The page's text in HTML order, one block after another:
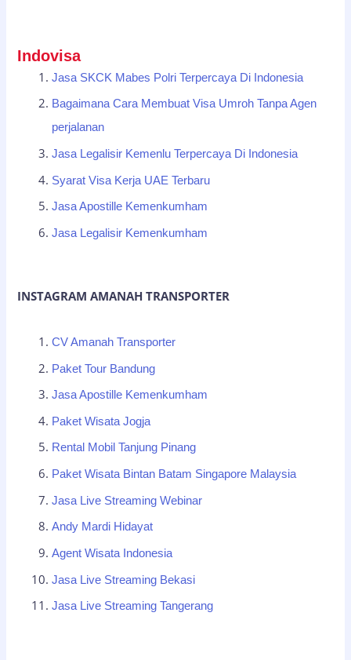
Indovisa
Jasa SKCK Mabes Polri Terpercaya Di Indonesia
Bagaimana Cara Membuat Visa Umroh Tanpa Agen
perjalanan
Jasa Legalisir Kemenlu Terpercaya Di Indonesia
Syarat Visa Kerja UAE Terbaru
Jasa Apostille Kemenkumham
Jasa Legalisir Kemenkumham
INSTAGRAM AMANAH TRANSPORTER
CV Amanah Transporter
Paket Tour Bandung
Jasa Apostille Kemenkumham
Paket Wisata Jogja
Rental Mobil Tanjung Pinang
Paket Wisata Bintan Batam Singapore Malaysia
Jasa Live Streaming Webinar
Andy Mardi Hidayat
Agent Wisata Indonesia
Jasa Live Streaming Bekasi
Jasa Live Streaming Tangerang